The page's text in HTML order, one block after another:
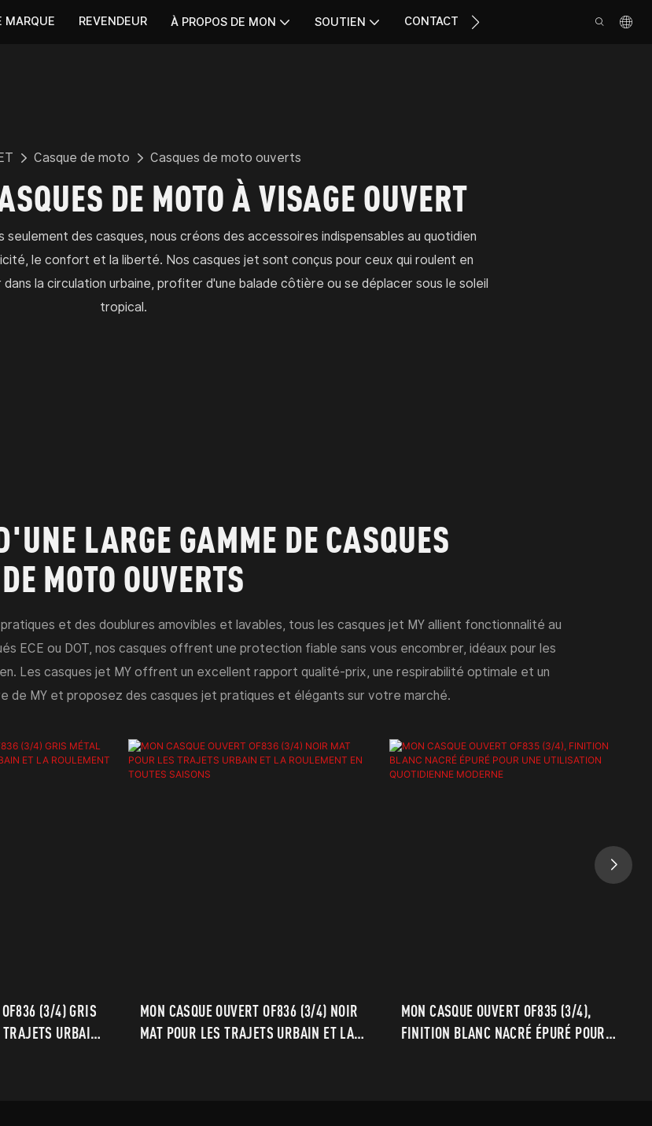
MARQUE REVENDEUR À PROPOS DE MON SOUTIEN CONTACT
Casque de moto Casques de moto ouverts
DE MOTO À VISAGE OUVERT
seulement des casques, nous créons des accessoires indispensables au quotidien
le confort et la liberté. Nos casques jet sont conçus pour ceux qui roulent en
la circulation urbaine, profiter d'une balade côtière ou se déplacer sous le soleil
tropical.
LARGE GAMME DE CASQUES
DE MOTO OUVERTS
et des doublures amovibles et lavables, tous les casques jet MY allient fonctionnalité au
ECE ou DOT, nos casques offrent une protection fiable sans vous encombrer, idéaux pour les
Les casques jet MY offrent un excellent rapport qualité-prix, une respirabilité optimale et un
de MY et proposez des casques jet pratiques et élégants sur votre marché.
OF836 (3/4) GRIS
TRAJETS URBAIN
MON CASQUE OUVERT OF836 (3/4) NOIR
MAT POUR LES TRAJETS URBAIN ET LA
MON CASQUE OUVERT OF835 (3/4),
FINITION BLANC NACRÉ ÉPURÉ POUR